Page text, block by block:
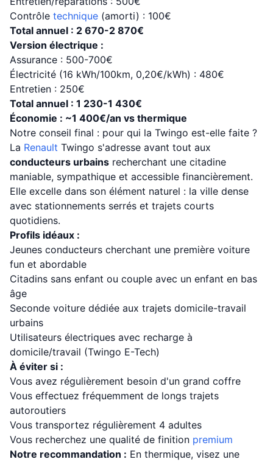
Contrôle technique (amorti) : 100€
Total annuel : 2 670-2 870€
Version électrique :
Assurance : 500-700€
Électricité (16 kWh/100km, 0,20€/kWh) : 480€
Entretien : 250€
Total annuel : 1 230-1 430€
Économie : ~1 400€/an vs thermique
Notre conseil final : pour qui la Twingo est-elle faite ?
La Renault Twingo s'adresse avant tout aux
conducteurs urbains recherchant une citadine
maniable, sympathique et accessible financièrement.
Elle excelle dans son élément naturel : la ville dense
avec stationnements serrés et trajets courts
quotidiens.
Profils idéaux :
Jeunes conducteurs cherchant une première voiture
fun et abordable
Citadins sans enfant ou couple avec un enfant en bas
âge
Seconde voiture dédiée aux trajets domicile-travail
urbains
Utilisateurs électriques avec recharge à
domicile/travail (Twingo E-Tech)
À éviter si :
Vous avez régulièrement besoin d'un grand coffre
Vous effectuez fréquemment de longs trajets
autoroutiers
Vous transportez régulièrement 4 adultes
Vous recherchez une qualité de finition premium
Notre recommandation : En thermique, visez une